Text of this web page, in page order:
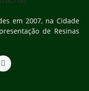
em 2007, na Cidade
de Resinas